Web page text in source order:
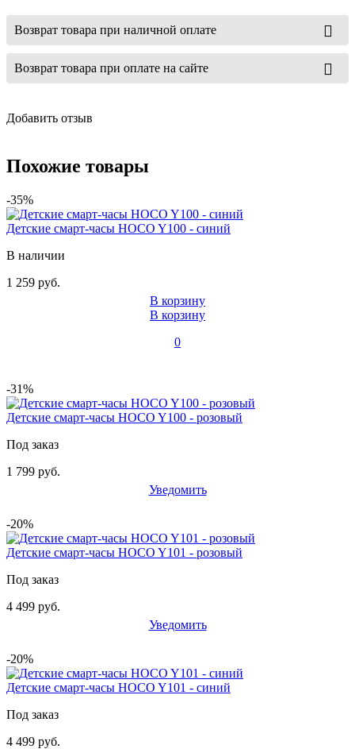
Возврат товара при наличной оплате
Возврат товара при оплате на сайте
Добавить отзыв
Похожие товары
-35%
Детские смарт-часы HOCO Y100 - синий
В наличии
1 259 руб.
В корзину
В корзину
0
-31%
Детские смарт-часы HOCO Y100 - розовый
Под заказ
1 799 руб.
Уведомить
-20%
Детские смарт-часы HOCO Y101 - розовый
Под заказ
4 499 руб.
Уведомить
-20%
Детские смарт-часы HOCO Y101 - синий
Под заказ
4 499 руб.